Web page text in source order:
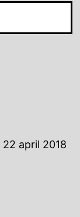
22 april 2018